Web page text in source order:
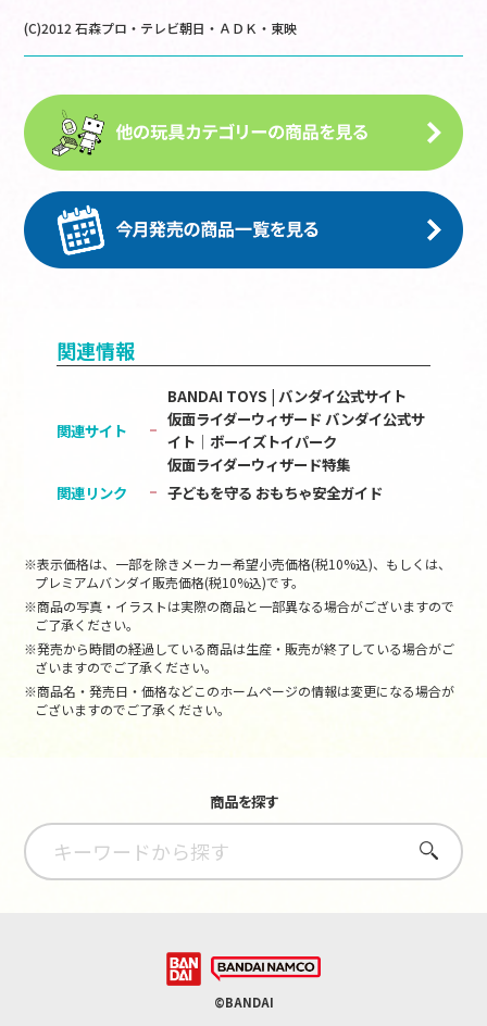
(C)2012 石森プロ・テレビ朝日・ＡＤＫ・東映
関連情報
関連サイト
BANDAI TOYS | バンダイ公式サイト
仮面ライダーウィザード バンダイ公式サ
イト│ボーイズトイパーク
仮面ライダーウィザード特集
関連リンク
子どもを守る おもちゃ安全ガイド
※表示価格は、一部を除きメーカー希望小売価格(税10%込)、もしくは、
プレミアムバンダイ販売価格(税10%込)です。
※商品の写真・イラストは実際の商品と一部異なる場合がございますので
ご了承ください。
※発売から時間の経過している商品は生産・販売が終了している場合がご
ざいますのでご了承ください。
※商品名・発売日・価格などこのホームページの情報は変更になる場合が
ございますのでご了承ください。
商品を探す
さがす
©BANDAI